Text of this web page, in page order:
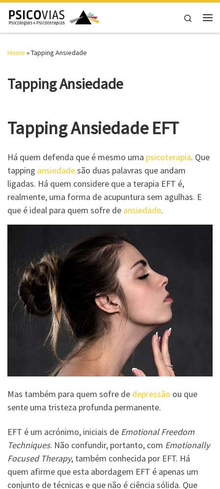
Skip to content
Search
Home »Tapping Ansiedade
Tapping Ansiedade
Tapping Ansiedade EFT
Há quem defenda que é mesmo uma psicoterapia. Que
tapping ansiedadesão duas palavras que andam
ligadas. Há quem considere que a terapia EFT é,
realmente, uma forma de acupuntura sem agulhas. E
que é ideal para quem sofre de ansiedade.
Mas também para quem sofre de depressão ou que
sente uma tristeza profunda permanente.
EFT é um acrónimo, iniciais de Emotional Freedom
Techniques. Não confundir, portanto, com Emotionally
Focused Therapy, também conhecida por EFT. Há
quem afirme que esta abordagem EFT é apenas um
conjunto de técnicas e que não é ciência sólida. Que